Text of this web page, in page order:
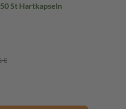
St Hartkapseln
€